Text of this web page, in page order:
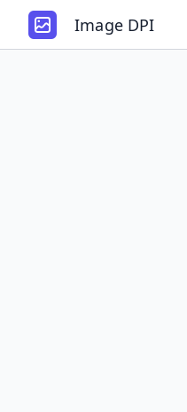
Image DPI